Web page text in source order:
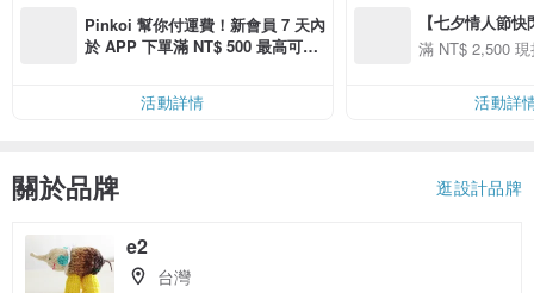
Pinkoi 幫你付運費！新會員 7 天內
於 APP 下單滿 NT$ 500 最高可折
活動詳情
【七夕情人節
用 APP 購買任
滿 NT$ 2,500
活動詳
關於品牌 逛設計品牌
e2
台灣